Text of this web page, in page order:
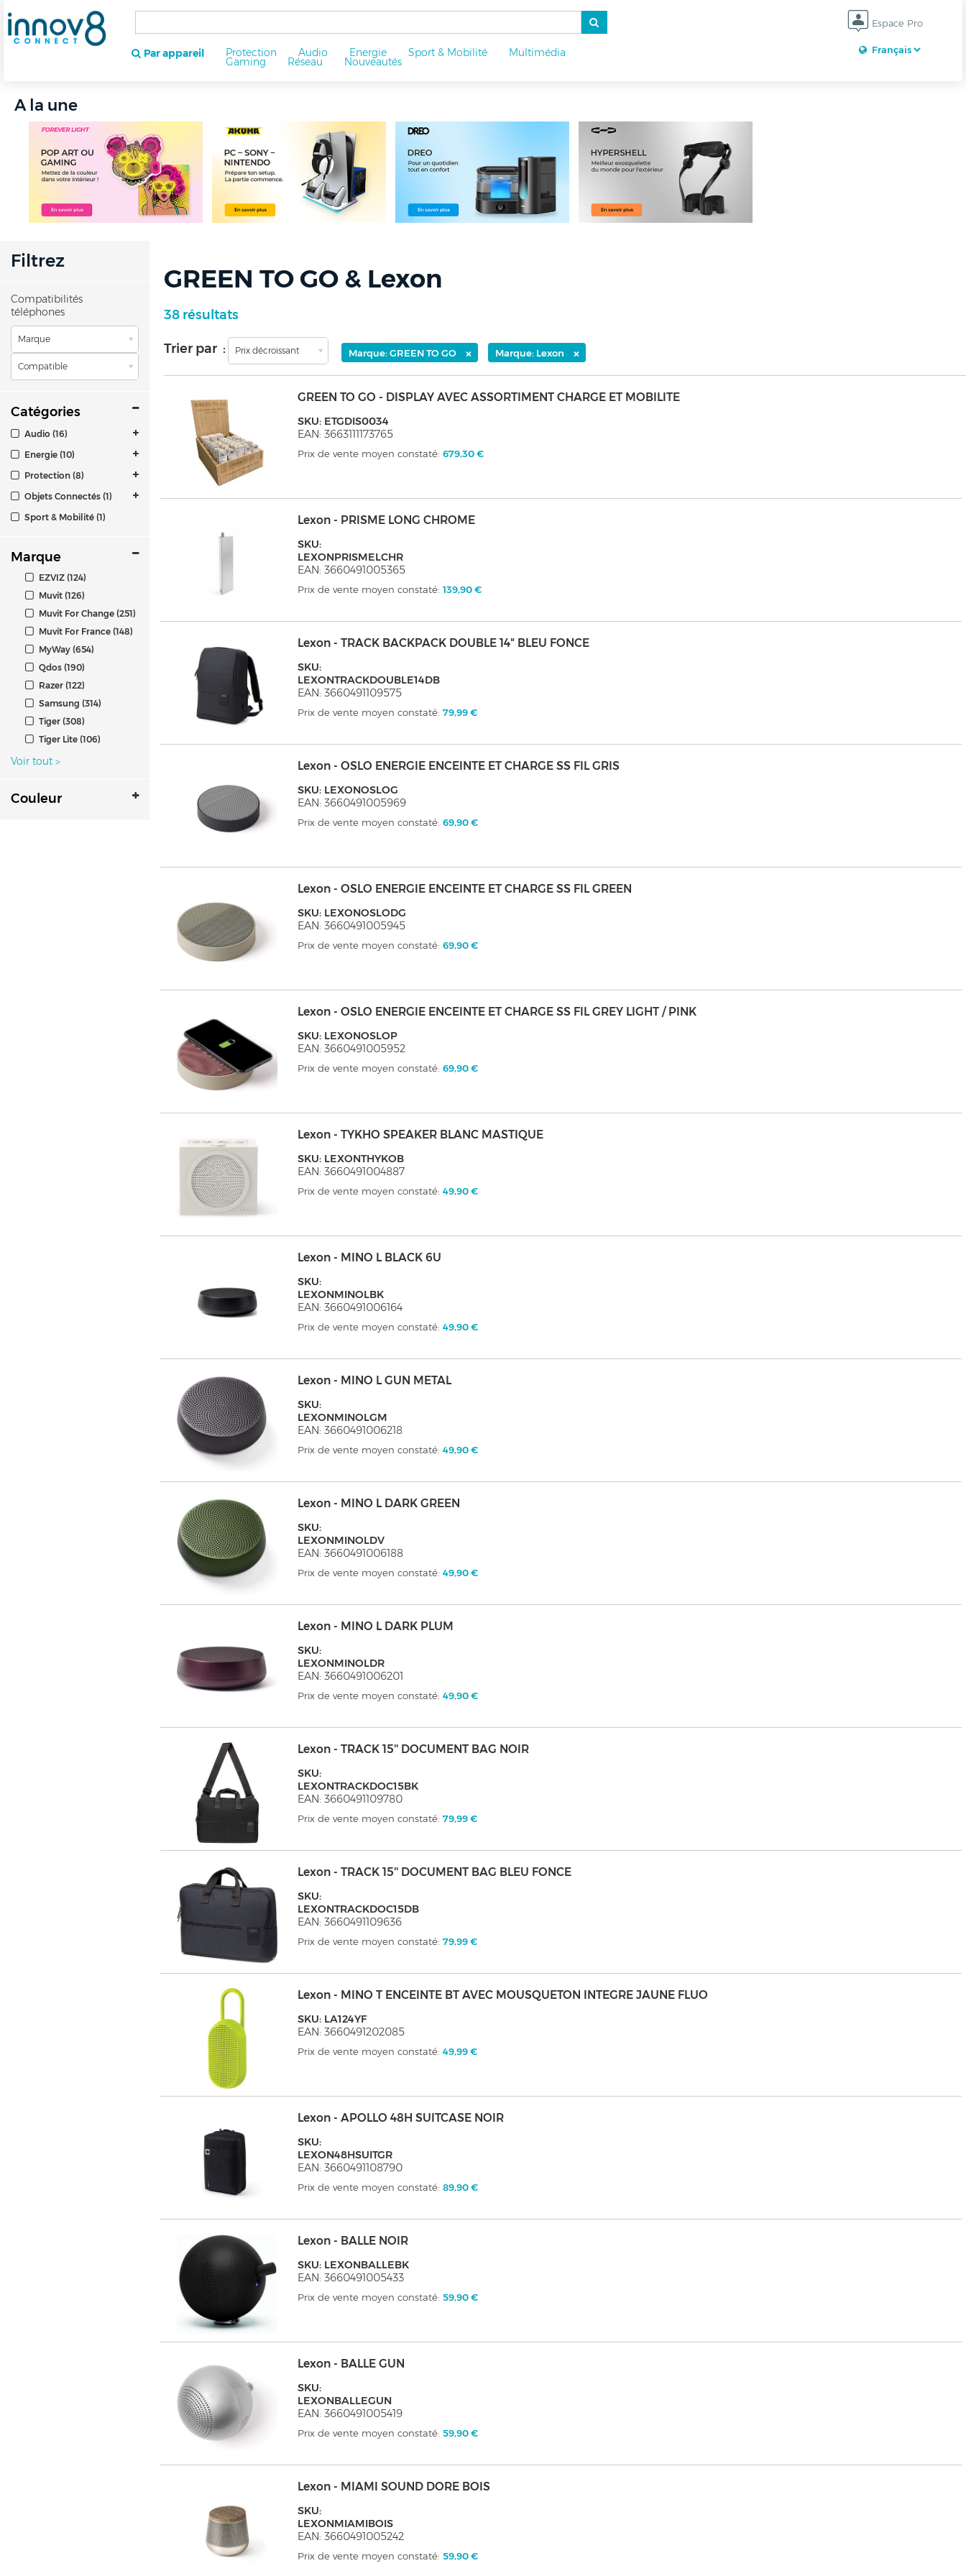
Espace Pro
Par appareil Protection Audio Energie Sport & Mobilité Multimédia
Gaming Réseau Nouveautés
A la une
Filtrez
Compatibilités
téléphones
Marque
Compatible
Catégories
Audio (16)
Energie (10)
Protection (8)
Objets Connectés (1)
Sport & Mobilité (1)
Marque
EZVIZ (124)
Muvit (126)
Muvit For Change (251)
Muvit For France (148)
MyWay (654)
Qdos (190)
Razer (122)
Samsung (314)
Tiger (308)
Tiger Lite (106)
Voir tout >
Couleur
GREEN TO GO & Lexon
38 résultats
Trier par : Prix décroissant Marque: GREEN TO GO × Marque: Lexon ×
GREEN TO GO - DISPLAY AVEC ASSORTIMENT CHARGE ET MOBILITE
SKU: ETGDIS0034
EAN: 3663111173765
Prix de vente moyen constaté:679,30 €
Lexon - PRISME LONG CHROME
SKU:
LEXONPRISMELCHR
EAN: 3660491005365
Prix de vente moyen constaté:139,90 €
Lexon - TRACK BACKPACK DOUBLE 14" BLEU FONCE
SKU:
LEXONTRACKDOUBLE14DB
EAN: 3660491109575
Prix de vente moyen constaté:79,99 €
Lexon - OSLO ENERGIE ENCEINTE ET CHARGE SS FIL GRIS
SKU: LEXONOSLOG
EAN: 3660491005969
Prix de vente moyen constaté:69,90 €
Lexon - OSLO ENERGIE ENCEINTE ET CHARGE SS FIL GREEN
SKU: LEXONOSLODG
EAN: 3660491005945
Prix de vente moyen constaté:69,90 €
Lexon - OSLO ENERGIE ENCEINTE ET CHARGE SS FIL GREY LIGHT / PINK
SKU: LEXONOSLOP
EAN: 3660491005952
Prix de vente moyen constaté:69,90 €
Lexon - TYKHO SPEAKER BLANC MASTIQUE
SKU: LEXONTHYKOB
EAN: 3660491004887
Prix de vente moyen constaté:49,90 €
Lexon - MINO L BLACK 6U
SKU:
LEXONMINOLBK
EAN: 3660491006164
Prix de vente moyen constaté:49,90 €
Lexon - MINO L GUN METAL
SKU:
LEXONMINOLGM
EAN: 3660491006218
Prix de vente moyen constaté:49,90 €
Lexon - MINO L DARK GREEN
SKU:
LEXONMINOLDV
EAN: 3660491006188
Prix de vente moyen constaté:49,90 €
Lexon - MINO L DARK PLUM
SKU:
LEXONMINOLDR
EAN: 3660491006201
Prix de vente moyen constaté:49,90 €
Lexon - TRACK 15'' DOCUMENT BAG NOIR
SKU:
LEXONTRACKDOC15BK
EAN: 3660491109780
Prix de vente moyen constaté:79,99 €
Lexon - TRACK 15'' DOCUMENT BAG BLEU FONCE
SKU:
LEXONTRACKDOC15DB
EAN: 3660491109636
Prix de vente moyen constaté:79,99 €
Lexon - MINO T ENCEINTE BT AVEC MOUSQUETON INTEGRE JAUNE FLUO
SKU: LA124YF
EAN: 3660491202085
Prix de vente moyen constaté:49,99 €
Lexon - APOLLO 48H SUITCASE NOIR
SKU:
LEXON48HSUITGR
EAN: 3660491108790
Prix de vente moyen constaté:89,90 €
Lexon - BALLE NOIR
SKU: LEXONBALLEBK
EAN: 3660491005433
Prix de vente moyen constaté:59,90 €
Lexon - BALLE GUN
SKU:
LEXONBALLEGUN
EAN: 3660491005419
Prix de vente moyen constaté:59,90 €
Lexon - MIAMI SOUND DORE BOIS
SKU:
LEXONMIAMIBOIS
EAN: 3660491005242
Prix de vente moyen constaté:59,90 €